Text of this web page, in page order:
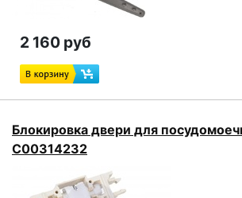
2 160 руб
Блокировка двери для
C00314232